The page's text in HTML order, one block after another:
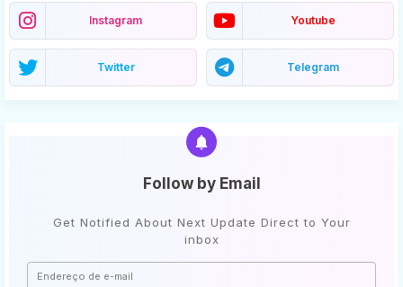
Instagram Youtube
Twitter Telegram
Follow by Email
Get Notified About Next Update Direct to Your
inbox